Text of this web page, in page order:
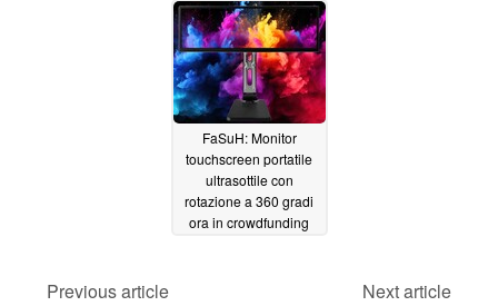
FaSuH: Monitor
touchscreen portatile
ultrasottile con
rotazione a 360 gradi
ora in crowdfunding
Previous article
Next article